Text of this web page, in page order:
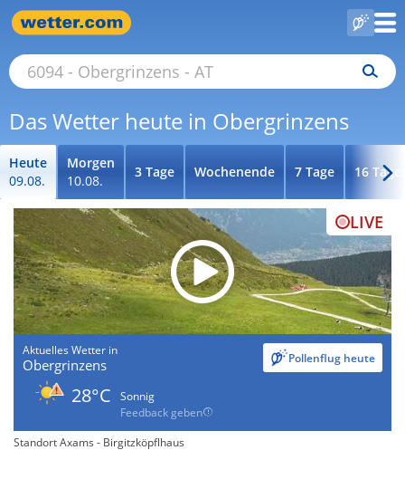
Das Wetter heute in Obergrinzens
Heute
09.08.
Morgen
10.08.
3 Tage Wochenende 7 Tage 16 Tage
LIVE
Aktuelles Wetter in
Obergrinzens Pollenflug heute
28°C
Sonnig
Feedback geben
Standort Axams - Birgitzköpflhaus